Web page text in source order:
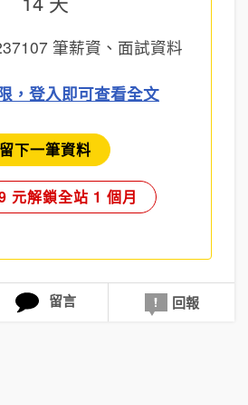
筆薪資、面試資料
，登入即可查看全文
留下一筆資料
元解鎖全站 1 個月
留言 回報